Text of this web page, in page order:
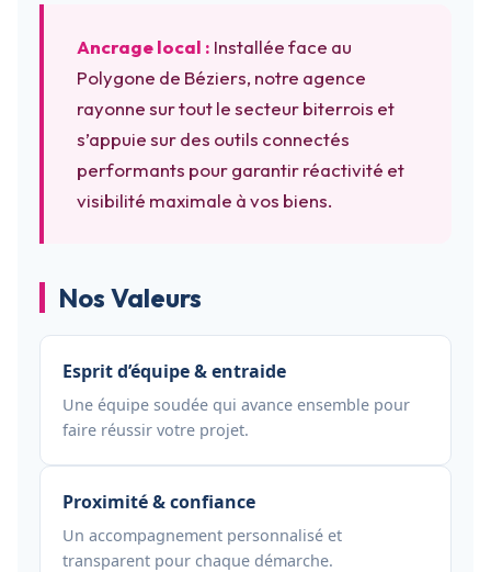
Ancrage local : Installée face au
Polygone de Béziers, notre agence
rayonne sur tout le secteur biterrois et
s’appuie sur des outils connectés
performants pour garantir réactivité et
visibilité maximale à vos biens.
Nos Valeurs
Esprit d’équipe & entraide
Une équipe soudée qui avance ensemble pour
faire réussir votre projet.
Proximité & confiance
Un accompagnement personnalisé et
transparent pour chaque démarche.